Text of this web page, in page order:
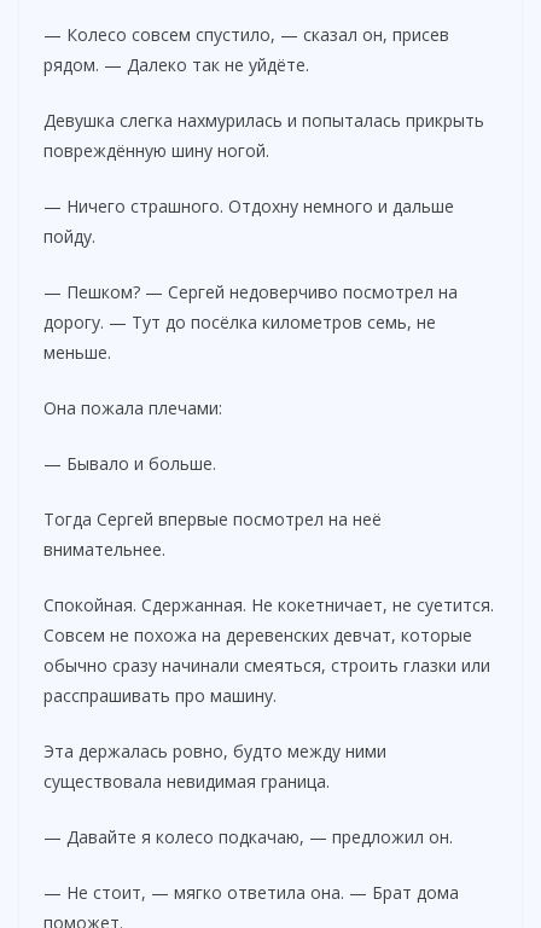
— Колесо совсем спустило, — сказал он, присев
рядом. — Далеко так не уйдёте.
Девушка слегка нахмурилась и попыталась прикрыть
повреждённую шину ногой.
— Ничего страшного. Отдохну немного и дальше
пойду.
— Пешком? — Сергей недоверчиво посмотрел на
дорогу. — Тут до посёлка километров семь, не
меньше.
Она пожала плечами:
— Бывало и больше.
Тогда Сергей впервые посмотрел на неё
внимательнее.
Спокойная. Сдержанная. Не кокетничает, не суетится.
Совсем не похожа на деревенских девчат, которые
обычно сразу начинали смеяться, строить глазки или
расспрашивать про машину.
Эта держалась ровно, будто между ними
существовала невидимая граница.
— Давайте я колесо подкачаю, — предложил он.
— Не стоит, — мягко ответила она. — Брат дома
поможет.